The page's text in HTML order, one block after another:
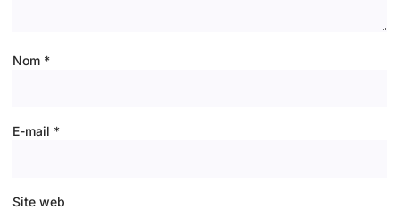
Nom *
E-mail *
Site web